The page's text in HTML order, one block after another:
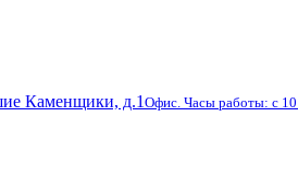
Каменщики, д.1 Офис. Часы работы: с